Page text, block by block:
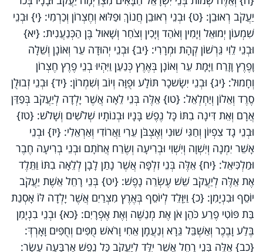
יַעֲקֹב רְאוּבֵן: {ט} וּבְנֵי רְאוּבֵן חֲנוֹךְ וּפַלּוּא וְחֶצְרוֹן וְכַרְמִי: {י} וּבְנֵי
שִׁמְעוֹן יְמוּאֵל וְיָמִין וְאֹהַד וְיָכִין וְצֹחַר וְשָׁאוּל בֶּן הַכְּנַעֲנִית: {יא}
וּבְנֵי לֵוִי גֵּרְשׁוֹן קְהָת וּמְרָרִי: {יב} וּבְנֵי יְהוּדָה עֵר וְאוֹנָן וְשֵׁלָה
וָפֶרֶץ וָזָרַח וַיָּמָת עֵר וְאוֹנָן בְּאֶרֶץ כְּנַעַן וַיִּהְיוּ בְנֵי פֶרֶץ חֶצְרוֹן
וְחָמוּל: {יג} וּבְנֵי יִשָׂשכָר תּוֹלָע וּפֻוָּה וְיוֹב וְשִׁמְרוֹן: {יד} וּבְנֵי זְבוּלֻן
סֶרֶד וְאֵלוֹן וְיַחְלְאֵל: {טו} אֵלֶּה בְּנֵי לֵאָה אֲשֶׁר יָלְדָה לְיַעֲקֹב בְּפַדַּן
אֲרָם וְאֵת דִּינָה בִתּוֹ כָּל נֶפֶשׁ בָּנָיו וּבְנוֹתָיו שְׁלֹשִׁים וְשָׁלֹשׁ: {טז}
וּבְנֵי גָד צִפְיוֹן וְחַגִּי שׁוּנִי וְאֶצְבֹּן עֵרִי וַאֲרוֹדִי וְאַרְאֵלִי: {יז} וּבְנֵי
אָשֵׁר יִמְנָה וְיִשְׁוָה וְיִשְׁוִי וּבְרִיעָה וְשֶׂרַח אֲחֹתָם וּבְנֵי בְרִיעָה חֶבֶר
וּמַלְכִּיאֵל: {יח} אֵלֶּה בְּנֵי זִלְפָּה אֲשֶׁר נָתַן לָבָן לְלֵאָה בִתּוֹ וַתֵּלֶד
אֶת אֵלֶּה לְיַעֲקֹב שֵׁשׁ עֶשְׂרֵה נָפֶשׁ: {יט} בְּנֵי רָחֵל אֵשֶׁת יַעֲקֹב
יוֹסֵף וּבִנְיָמִן: {כ} וַיִּוָּלֵד לְיוֹסֵף בְּאֶרֶץ מִצְרַיִם אֲשֶׁר יָלְדָה לּוֹ אָסְנַת
בַּת פּוֹטִי פֶרַע כֹּהֵן אֹן אֶת מְנַשֶּׁה וְאֶת אֶפְרָיִם: {כא} וּבְנֵי בִנְיָמִן
בֶּלַע וָבֶכֶר וְאַשְׁבֵּל גֵּרָא וְנַעֲמָן אֵחִי וָרֹאשׁ מֻפִּים וְחֻפִּים וָאָרְדְּ:
{כב} אֵלֶּה בְּנֵי רָחֵל אֲשֶׁר יֻלַּד לְיַעֲקֹב כָּל נֶפֶשׁ אַרְבָּעָה עָשָׂר: